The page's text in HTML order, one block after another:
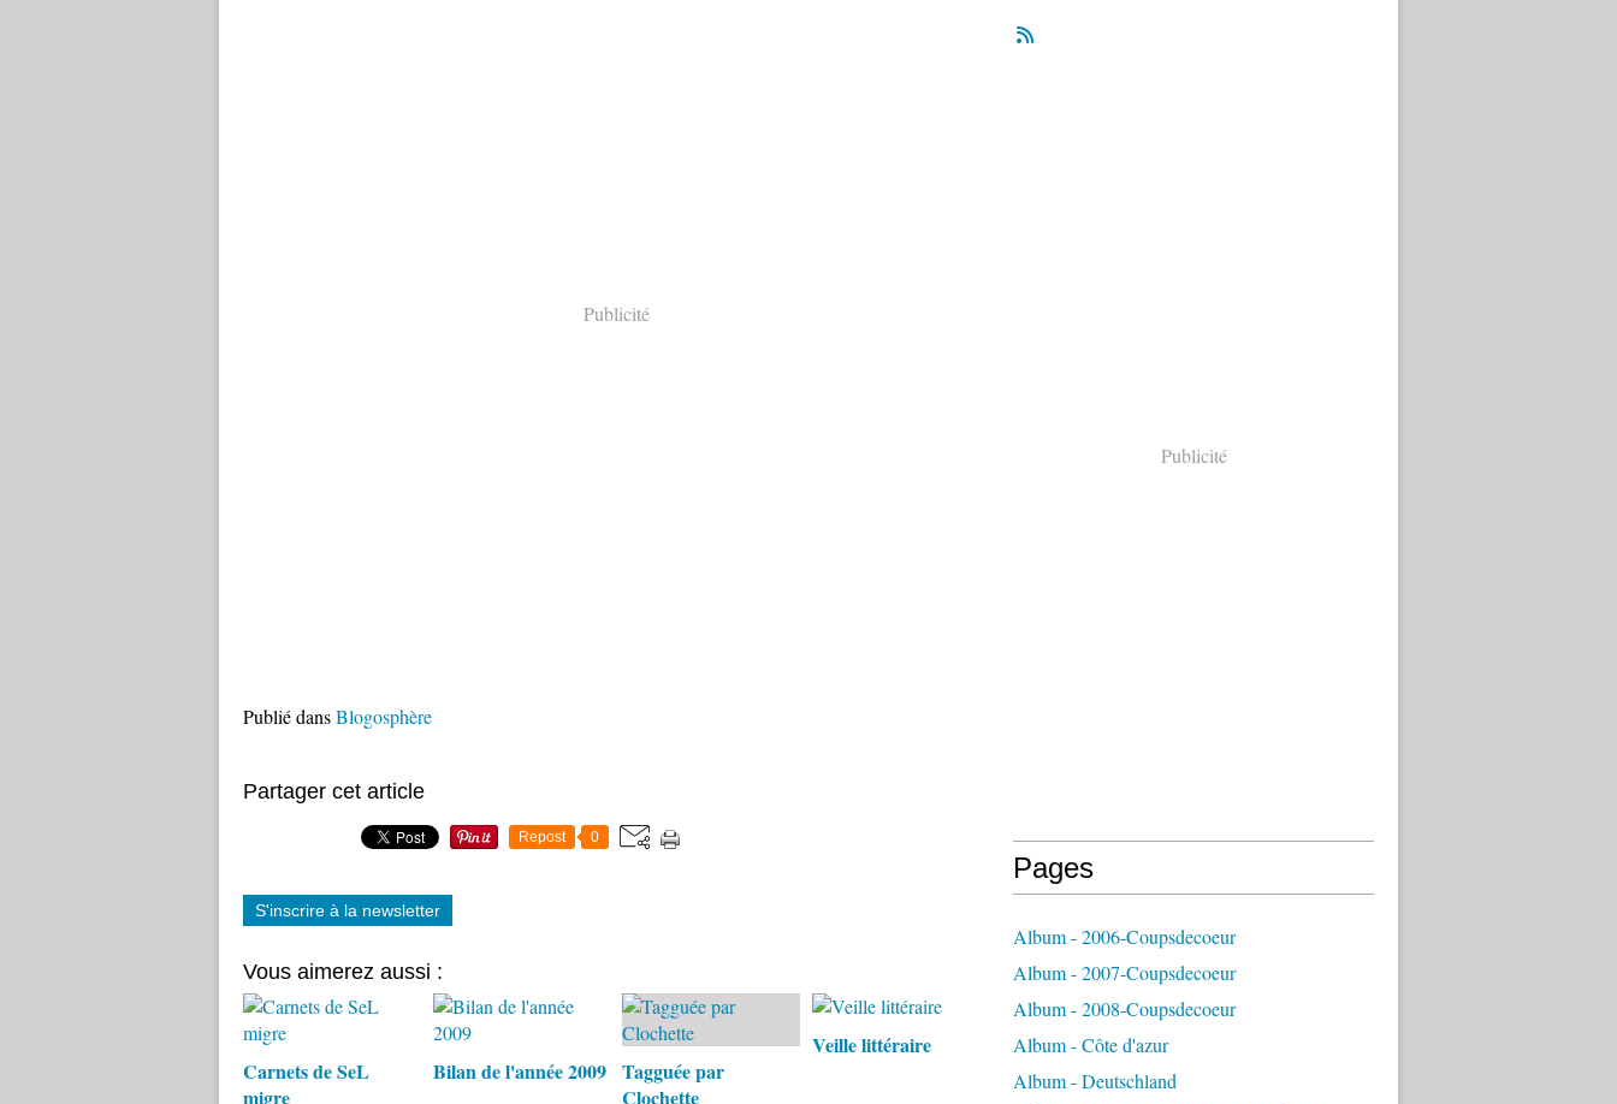
Publicité
Publié dansBlogosphère
Partager cet article
Repost 0
S'inscrire à la newsletter
Vous aimerez aussi :
Carnets de SeL
migre
Bilan de l'année 2009 Tagguée par
Clochette
Veille littéraire
Publicité
Pages
Album - 2006-Coupsdecoeur
Album - 2007-Coupsdecoeur
Album - 2008-Coupsdecoeur
Album - Côte d'azur
Album - Deutschland